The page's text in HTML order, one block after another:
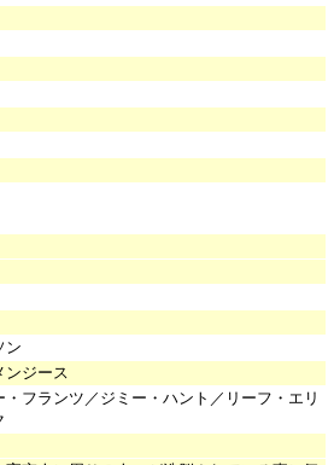
ン
ンジース
フランツ／ジミー・ハント／リーフ・エリ